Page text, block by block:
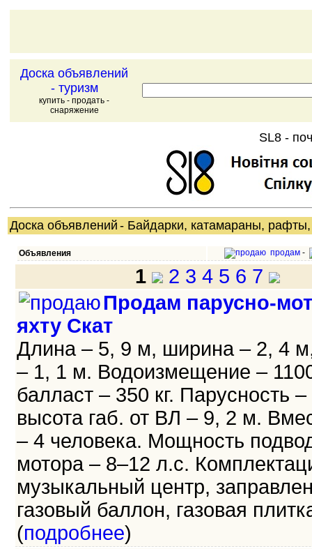
Доска объявлений
- туризм
купить - продать -
снаряжение
SL8 -
Доска объявлений - Байдарки, катамараны,
Объявления продам -
1 2 3 4 5 6 7
Продам парусно-
яхту Скат
Длина – 5, 9 м, ширина – 2, 4
– 1, 1 м. Водоизмещение – 1100
балласт – 350 кг. Парусность
высота габ. от ВЛ – 9, 2 м.
– 4 человека. Мощность
мотора – 8–12 л.с.
музыкальный центр,
газовый баллон, газовая
(подробнее)